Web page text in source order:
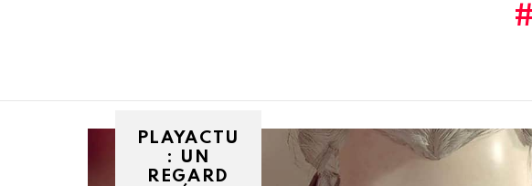
PLAYACTU
: UN
REGARD